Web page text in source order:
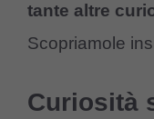
tante altre
Scopriamole
Curiosità